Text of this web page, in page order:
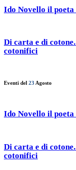
Ido Novello il poeta
Di carta e di
cotonifici
Eventi del 23 Agosto
Ido Novello il poeta
Di carta e di
cotonifici